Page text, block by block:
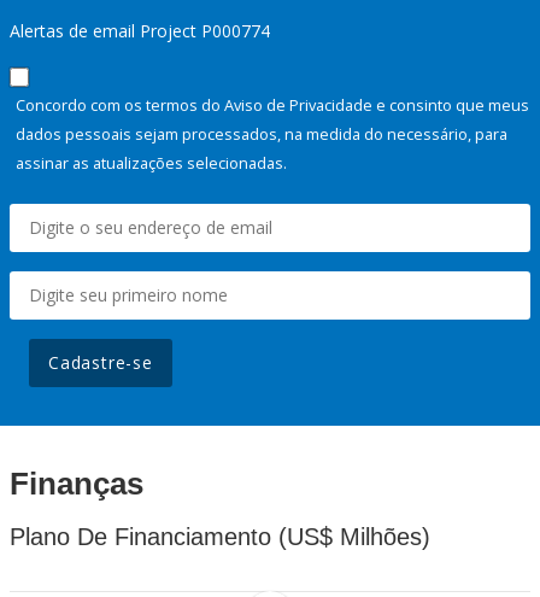
Alertas de email Project P000774
Concordo com os termos do Aviso de Privacidade e consinto que meus
dados pessoais sejam processados, na medida do necessário, para
assinar as atualizações selecionadas.
Cadastre-se
Finanças
Plano De Financiamento (US$ Milhões)